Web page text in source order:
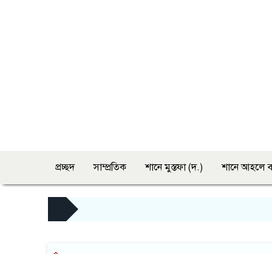
প্রচ্ছদ সাম্প্রতিক শানে মুস্তফা (দ.) শানে আহলে